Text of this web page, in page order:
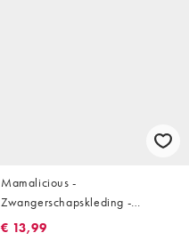
Mamalicious -
Zwangerschapskleding -
Borstvoedingsbralette van zacht
€ 13,99